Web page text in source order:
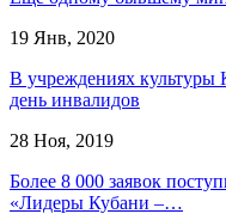
19 Янв, 2020
В учреждениях
день инвалидов
28 Ноя, 2019
Более 8 000 заявок
«Лидеры Кубани –…